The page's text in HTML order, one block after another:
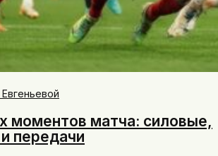
моментов матча: силовые,
передачи